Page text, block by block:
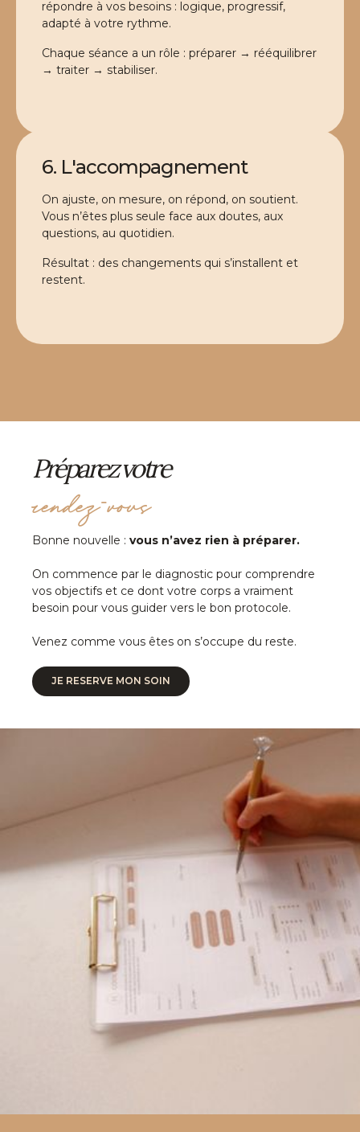
répondre à vos besoins : logique, progressif,
adapté à votre rythme.
Chaque séance a un rôle : préparer → rééquilibrer
→ traiter → stabiliser.
6. L'accompagnement
On ajuste, on mesure, on répond, on soutient.
Vous n’êtes plus seule face aux doutes, aux
questions, au quotidien.
Résultat : des changements qui s’installent et
restent.
Préparez votre
rendez-vous
Bonne nouvelle : vous n’avez rien à préparer.
On commence par le diagnostic pour comprendre
vos objectifs et ce dont votre corps a vraiment
besoin pour vous guider vers le bon protocole.
Venez comme vous êtes on s’occupe du reste.
JE RESERVE MON SOIN